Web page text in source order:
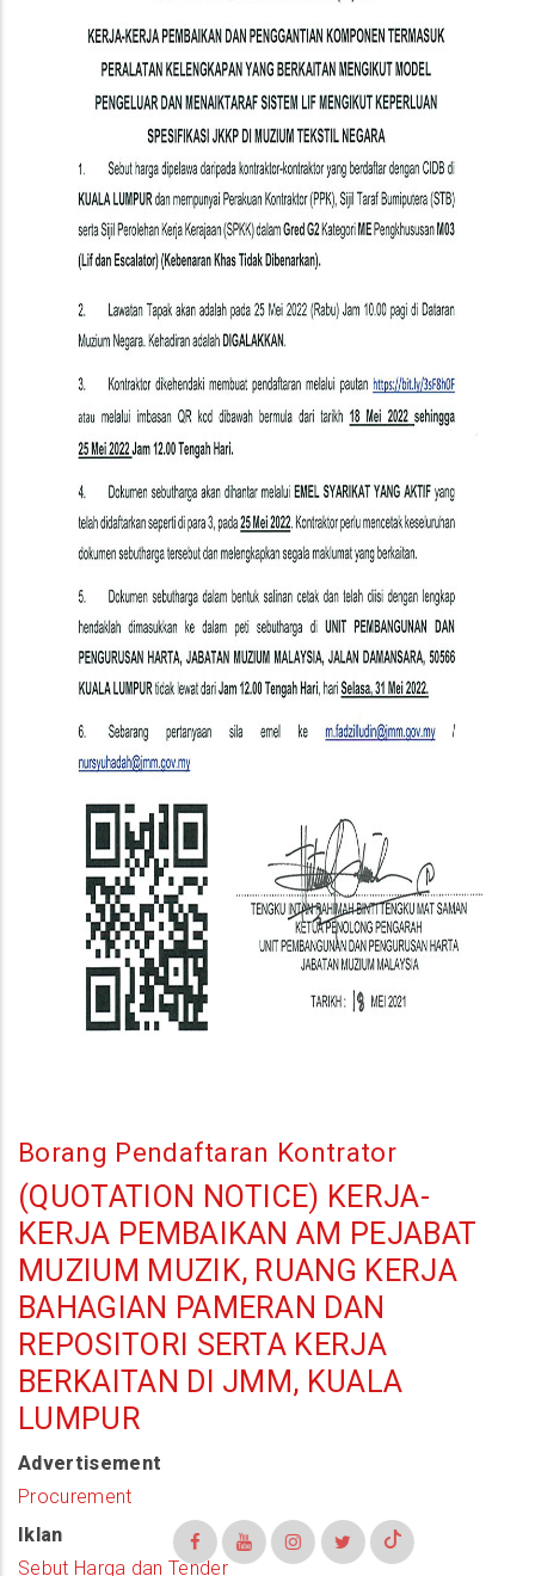
Peralatan
Kelengkapan
Yang
Berkaitan
Mengikut
Model
Pengeluar
Menaiktaraf
Sistem
Lif
Mengikut
Keperluan
Spesifikasi
JKKP
Di
Muzium
Tekstil
Negara
Borang Pendaftaran Kontrator
(QUOTATION NOTICE) KERJA-
KERJA PEMBAIKAN AM PEJABAT
MUZIUM MUZIK, RUANG KERJA
BAHAGIAN PAMERAN DAN
REPOSITORI SERTA KERJA
BERKAITAN DI JMM, KUALA
LUMPUR
Advertisement
Procurement
Iklan
Sebut Harga dan Tender